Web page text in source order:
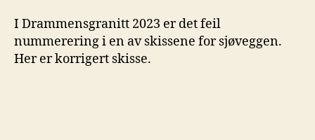
I Drammensgranitt 2023 er det feil
nummerering i en av skissene for sjøveggen.
Her er korrigert skisse.